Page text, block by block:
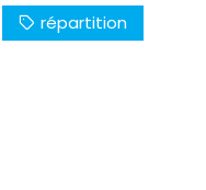
répartition